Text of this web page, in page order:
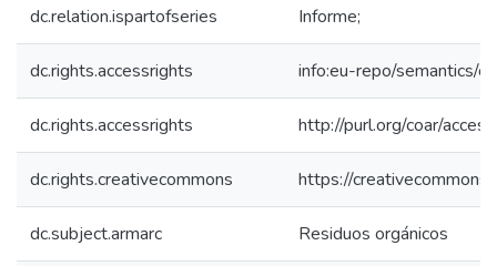
dc.relation.ispartofseries Informe;
dc.rights.accessrights info:eu-repo/semantics/
dc.rights.accessrights http://purl.org/coar/
dc.rights.creativecommons https://
dc.subject.armarc Residuos orgánicos